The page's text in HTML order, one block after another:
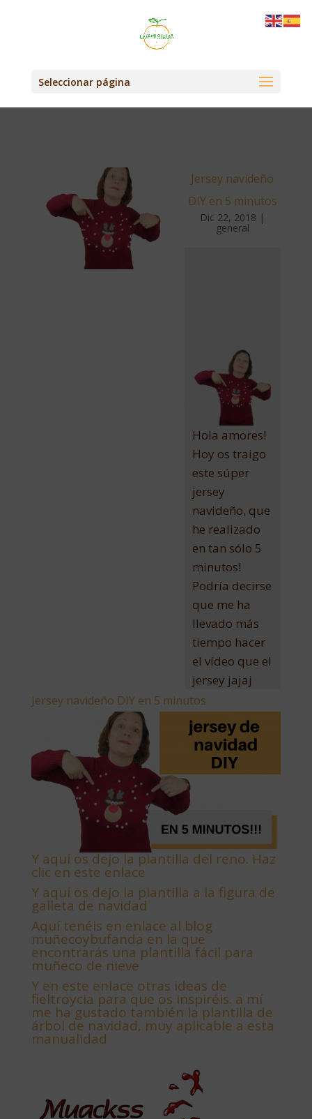
Seleccionar página
Jersey navideño
DIY en 5 minutos
Dic 22, 2018 |
general
Hola amores!
Hoy os traigo
este súper
jersey
navideño, que
he realizado
en tan sólo 5
minutos!
Podría decirse
que me ha
llevado más
tiempo hacer
el vídeo que el
jersey jajaj
Jersey navideño DIY en 5 minutos
Y aquí os dejo la plantilla del reno. Haz
clic en este enlace
Y aquí os dejo la plantilla a la figura de
galleta de navidad
Aquí tenéis en enlace al blog
muñecoybufanda en la que
encontrarás una plantilla fácil para
muñeco de nieve
Y en este enlace otras ideas de
fieltroycia para que os inspiréis. a mí
me ha gustado también la plantilla de
árbol de navidad, muy aplicable a esta
manualidad